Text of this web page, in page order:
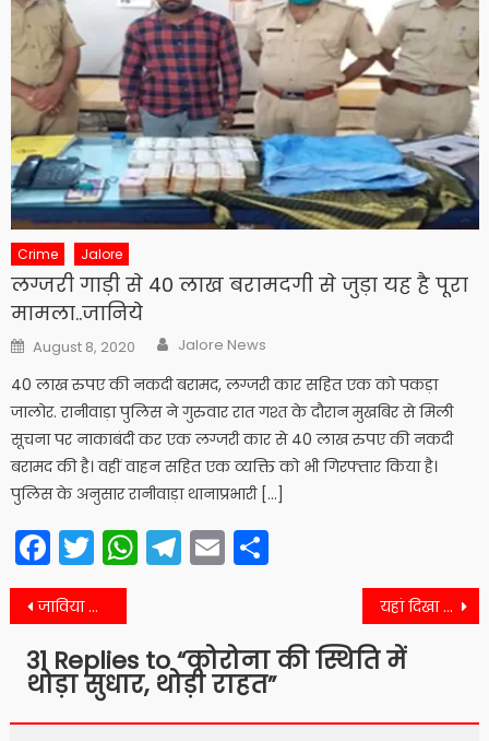
Crime Jalore
लग्जरी गाड़ी से 40 लाख बरामदगी से जुड़ा यह है पूरा
मामला..जानिये
Posted
on
August 8, 2020 Author
Jalore News
40 लाख रुपए की नकदी बरामद, लग्जरी कार सहित एक को पकड़ा
जालोर. रानीवाड़ा पुलिस ने गुरुवार रात गश्त के दौरान मुखबिर से मिली
सूचना पर नाकाबंदी कर एक लग्जरी कार से 40 लाख रुपए की नकदी
बरामद की है। वहीं वाहन सहित एक व्यक्ति को भी गिरफ्तार किया है।
पुलिस के अनुसार रानीवाड़ा थानाप्रभारी […]
Facebook
Twitter
WhatsApp
Telegram
Email
Post
navigation
जाविया खोड़ेश्वर महादेव में छाई ऐसी रंगत यहां दिखा लंबा अजगर और ग्रामीणों ने किया यह
31 Replies to “कोरोना की स्थिति में
थोड़ा सुधार, थोड़ी राहत”